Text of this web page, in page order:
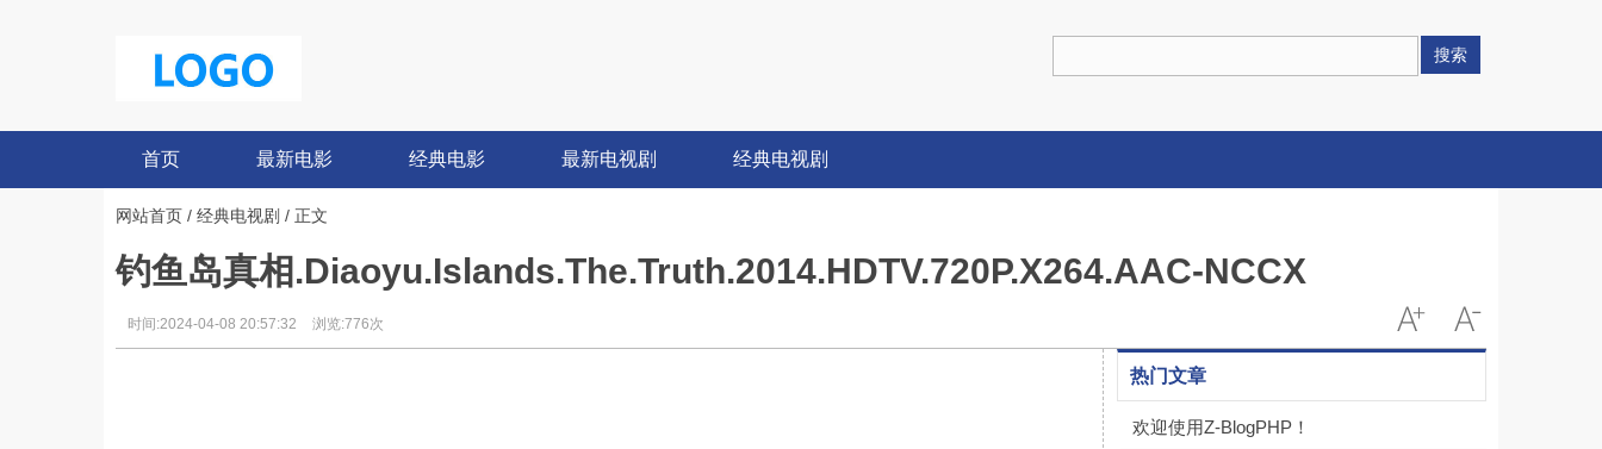
搜索
首页 最新电影 经典电影 最新电视剧 经典电视剧
网站首页 / 经典电视剧 / 正文
钓鱼岛真相.Diaoyu.Islands.The.Truth.2014.HDTV.720P.X264.AAC-NCCX
时间:2024-04-08 20:57:32 浏览:776次
热门文章
欢迎使用Z-BlogPHP！